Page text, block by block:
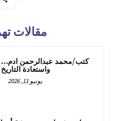
مقالات
واستعادة التاريخ
يونيو 11, 2026